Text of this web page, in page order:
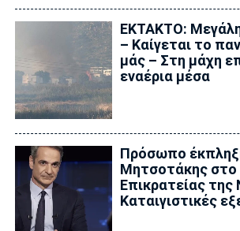
ΕΚΤΑΚΤΟ:
– Καίγεται το
μάς – Στη μάχη
εναέρια μέσα
Πρόσωπο
Μητσοτάκης
Επικρατείας της
Καταιγιστικές